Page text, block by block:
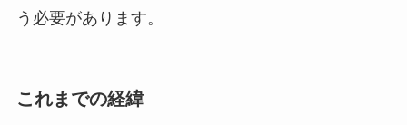
う必要があります。
これまでの経緯